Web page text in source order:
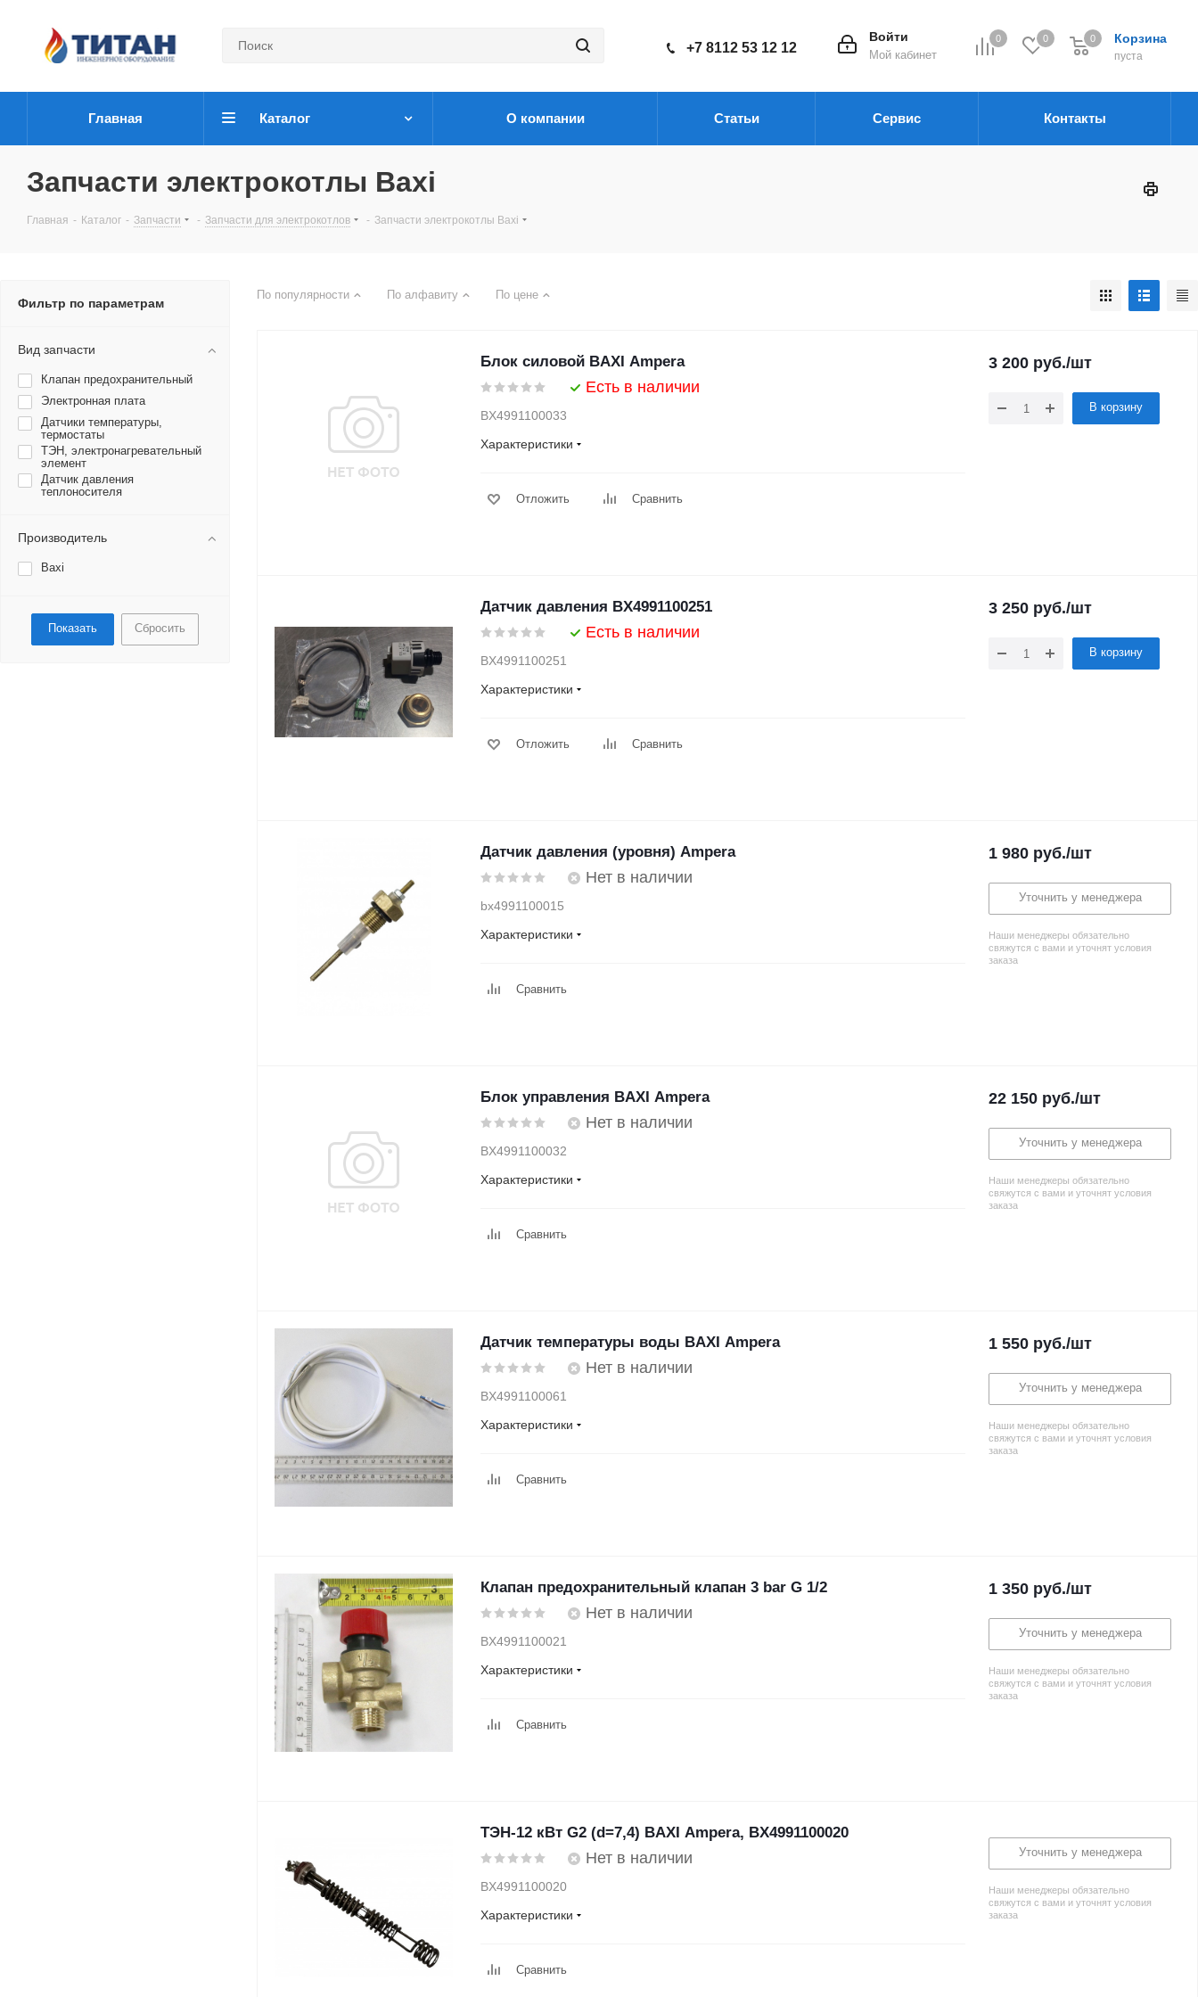
0 0 Корзина
пуста
0
Войти
Мой кабинет
+7 8112 53 12 12
Главная Каталог О компании Статьи Сервис Контакты
Запчасти электрокотлы Baxi
Главная - Каталог - Запчасти - Запчасти для электрокотлов - Запчасти электрокотлы Baxi
По популярности По алфавиту По цене
Блок силовой BAXI Ampera
Есть в наличии
BX4991100033
Характеристики
Отложить Сравнить
3 200 руб./шт
В корзину
Датчик давления BX4991100251
Есть в наличии
BX4991100251
Характеристики
Отложить Сравнить
3 250 руб./шт
В корзину
Датчик давления (уровня) Ampera
Нет в наличии
bx4991100015
Характеристики
Сравнить
1 980 руб./шт
Уточнить у менеджера
Наши менеджеры обязательно
свяжутся с вами и уточнят условия
заказа
Блок управления BAXI Ampera
Нет в наличии
BX4991100032
Характеристики
Сравнить
22 150 руб./шт
Уточнить у менеджера
Наши менеджеры обязательно
свяжутся с вами и уточнят условия
заказа
Датчик температуры воды BAXI Ampera
Нет в наличии
BX4991100061
Характеристики
Сравнить
1 550 руб./шт
Уточнить у менеджера
Наши менеджеры обязательно
свяжутся с вами и уточнят условия
заказа
Клапан предохранительный клапан 3 bar G 1/2
Нет в наличии
BX4991100021
Характеристики
Сравнить
1 350 руб./шт
Уточнить у менеджера
Наши менеджеры обязательно
свяжутся с вами и уточнят условия
заказа
ТЭН-12 кВт G2 (d=7,4) BAXI Ampera, BX4991100020
Нет в наличии
BX4991100020
Характеристики
Сравнить
Уточнить у менеджера
Наши менеджеры обязательно
свяжутся с вами и уточнят условия
заказа
Фильтр по параметрам
Вид запчасти
Клапан предохранительный
Электронная плата
Датчики температуры,
термостаты
ТЭН, электронагревательный
элемент
Датчик давления
теплоносителя
Производитель
Baxi
Сбросить